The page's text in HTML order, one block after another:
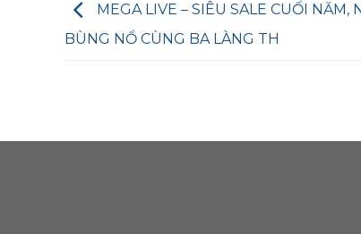
MEGA LIVE – SIÊU SALE CUỐI NĂM,
BÙNG NỔ CÙNG BA LÀNG TH